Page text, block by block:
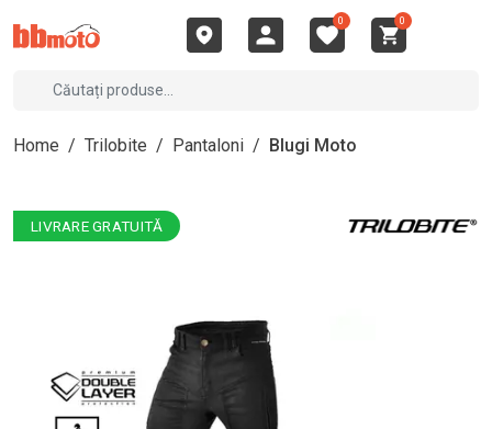
0 0
Home / Trilobite / Pantaloni / Blugi Moto
LIVRARE GRATUITĂ